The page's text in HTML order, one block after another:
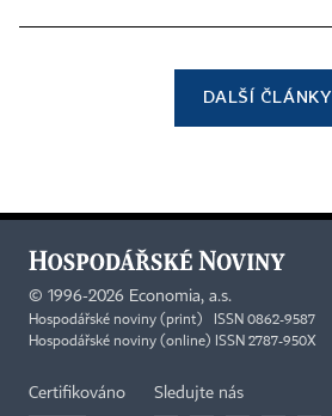
DALŠÍ ČLÁNKY
© 1996-2026 Economia, a.s.
Hospodářské noviny (print) ISSN 0862-9587
Hospodářské noviny (online) ISSN 2787-950X
Certifikováno Sledujte nás